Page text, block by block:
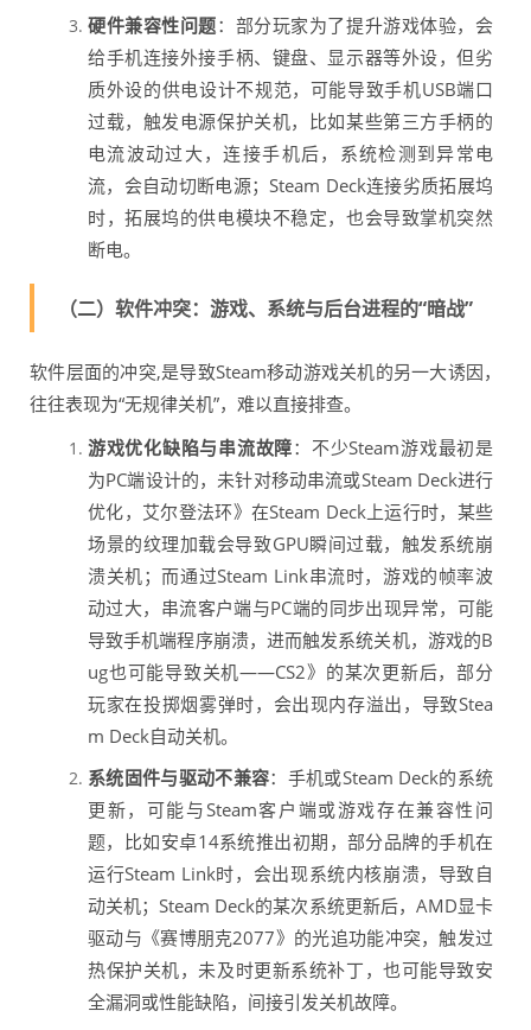
硬件兼容性问题：部分玩家为了提升游戏体验，会
给手机连接外接手柄、键盘、显示器等外设，但劣
质外设的供电设计不规范，可能导致手机USB端口
过载，触发电源保护关机，比如某些第三方手柄的
电流波动过大，连接手机后，系统检测到异常电
流，会自动切断电源；Steam Deck连接劣质拓展坞
时，拓展坞的供电模块不稳定，也会导致掌机突然
断电。
（二）软件冲突：游戏、系统与后台进程的“暗战”
软件层面的冲突,是导致Steam移动游戏关机的另一大诱因，
往往表现为“无规律关机”，难以直接排查。
游戏优化缺陷与串流故障：不少Steam游戏最初是
为PC端设计的，未针对移动串流或Steam Deck进行
优化，艾尔登法环》在Steam Deck上运行时，某些
场景的纹理加载会导致GPU瞬间过载，触发系统崩
溃关机；而通过Steam Link串流时，游戏的帧率波
动过大，串流客户端与PC端的同步出现异常，可能
导致手机端程序崩溃，进而触发系统关机，游戏的B
ug也可能导致关机——CS2》的某次更新后，部分
玩家在投掷烟雾弹时，会出现内存溢出，导致Stea
m Deck自动关机。
系统固件与驱动不兼容：手机或Steam Deck的系统
更新，可能与Steam客户端或游戏存在兼容性问
题，比如安卓14系统推出初期，部分品牌的手机在
运行Steam Link时，会出现系统内核崩溃，导致自
动关机；Steam Deck的某次系统更新后，AMD显卡
驱动与《赛博朋克2077》的光追功能冲突，触发过
热保护关机，未及时更新系统补丁，也可能导致安
全漏洞或性能缺陷，间接引发关机故障。